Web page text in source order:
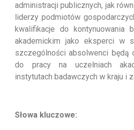
administracji publicznych, jak
liderzy podmiotów
kwalifikacje do kontynuowania
akademickim jako eksperci w
szczególności absolwenci będą
do pracy na uczelniach
instytutach badawczych w kraju i
Słowa kluczowe: